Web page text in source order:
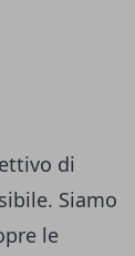
di
Siamo
le